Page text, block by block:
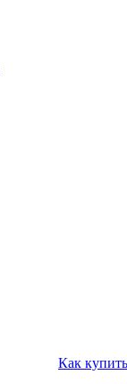
Как купить